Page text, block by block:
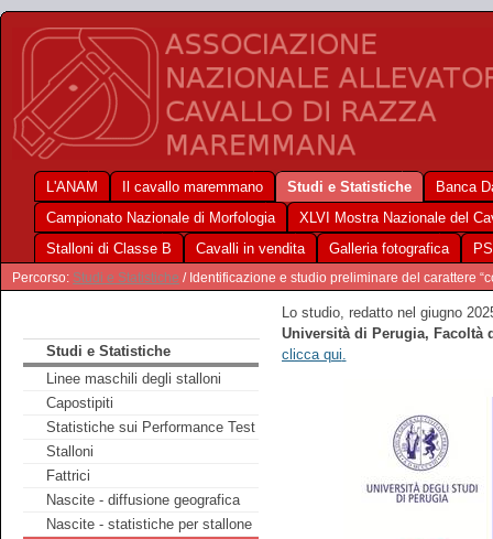
L'ANAM Il cavallo maremmano Studi e Statistiche
Banca
Campionato Nazionale di Morfologia
XLVI Mostra Nazionale del
Stalloni di Classe B
Cavalli in vendita Galleria fotografica
Percorso: Studi e Statistiche / Identificazione e studio preliminare del carattere
Studi e Statistiche
Linee maschili degli stalloni
Capostipiti
Statistiche sui Performance Test
Stalloni
Fattrici
Nascite - diffusione geografica
Nascite - statistiche per stallone
Lo studio, redatto nel giugno
Università di Perugia, Facoltà
clicca qui.